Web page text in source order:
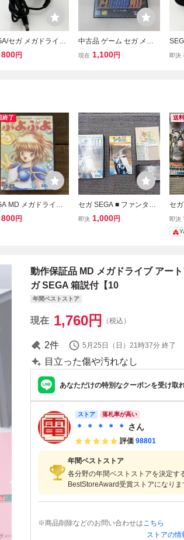
セガ メガドライ
ームギア対応 純正
800円
中古品 ゲーム セガ メガ
ドライブ ソフト 中嶋悟監
現在 1,100円
2 純
即決
終了
MD メガドライブ
よ 箱 説明書付
800円
セガ SEGA ■ ファンタシ
ースターIII 時の継承者 完
即決 1,000円
送
セ
ブ
ッド
説
即決
動作保証品 MD メガドライブ アー
ガ SEGA 箱説付【10
年間ベストストア
現在 1,760円 （税込）
2件 5月25日（日）21時37分 終了
目立った傷や汚れなし
あなただけの特別なクーポンを受け取
ストア 落札率が高い
＊ ＊ ＊ ＊ ＊ さん
評価 98801
年間ベストストア
各分野の年間ベストストアを決定す
BestStoreAward受賞ストアになりま
※商品削除などのお問い合わせはこちら
ストアの情